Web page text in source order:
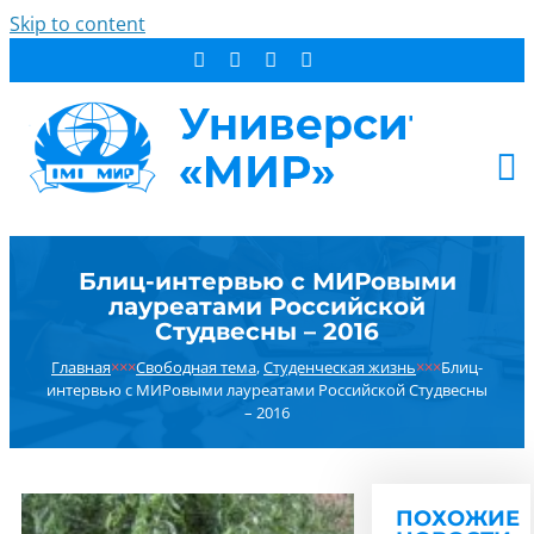
Skip to content
СТУДЕНТУ
ДОПОБРАЗОВАНИЕ
ОБ УНИВЕРСИТЕТЕ
НОВОСТИ
РЕЗУЛЬТАТ ПОИСКА:
Блиц-интервью с МИРовыми
лауреатами Российской
Студвесны – 2016
Главная×××Свободная тема,Студенческая жизнь×××Блиц-
интервью с МИРовыми лауреатами Российской Студвесны
– 2016
ПОХОЖИЕ